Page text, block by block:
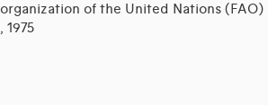
organization of the United Nations (FAO)
, 1975